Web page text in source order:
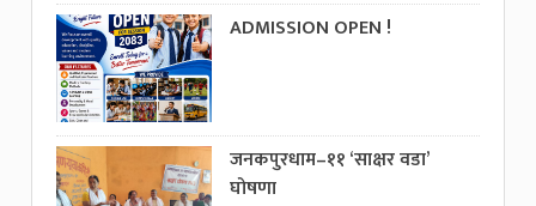
ADMISSION OPEN !
जनकपुरधाम–११ ‘साक्षर वडा’
घोषणा